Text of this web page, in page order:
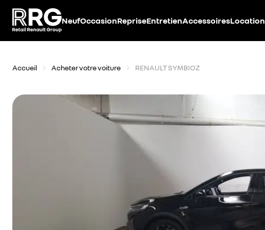
NeufOccasionRepriseEntretienAccessoiresLocation
Accueil Acheter votre voiture RENAULT SYMBIOZ